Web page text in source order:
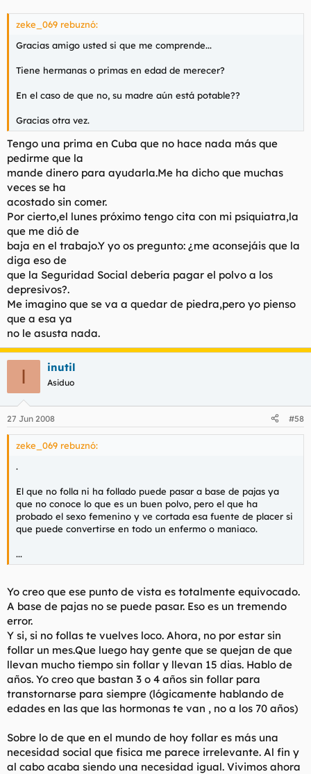
zeke_069 rebuznó:
Gracias amigo usted si que me comprende...
Tiene hermanas o primas en edad de merecer?
En el caso de que no, su madre aún está potable??
Gracias otra vez.
Tengo una prima en Cuba que no hace nada más que
pedirme que la
mande dinero para ayudarla.Me ha dicho que muchas
veces se ha
acostado sin comer.
Por cierto,el lunes próximo tengo cita con mi psiquiatra,la
que me dió de
baja en el trabajo.Y yo os pregunto: ¿me aconsejáis que la
diga eso de
que la Seguridad Social debería pagar el polvo a los
depresivos?.
Me imagino que se va a quedar de piedra,pero yo pienso
que a esa ya
no le asusta nada.
I inutil
Asiduo
27 Jun 2008 #58
zeke_069 rebuznó:
.
El que no folla ni ha follado puede pasar a base de pajas ya
que no conoce lo que es un buen polvo, pero el que ha
probado el sexo femenino y ve cortada esa fuente de placer si
que puede convertirse en todo un enfermo o maniaco.
...
Yo creo que ese punto de vista es totalmente equivocado.
A base de pajas no se puede pasar. Eso es un tremendo
error.
Y si, si no follas te vuelves loco. Ahora, no por estar sin
follar un mes.Que luego hay gente que se quejan de que
llevan mucho tiempo sin follar y llevan 15 dias. Hablo de
años. Yo creo que bastan 3 o 4 años sin follar para
transtornarse para siempre (lógicamente hablando de
edades en las que las hormonas te van , no a los 70 años)
Sobre lo de que en el mundo de hoy follar es más una
necesidad social que fisica me parece irrelevante. Al fin y
al cabo acaba siendo una necesidad igual. Vivimos ahora